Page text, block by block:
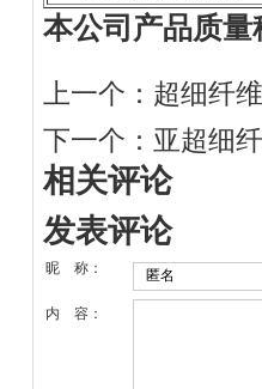
本公司产品质
上一个： 超细纤维
下一个： 亚超细
相关评论
发表评论
昵 称：
内 容：